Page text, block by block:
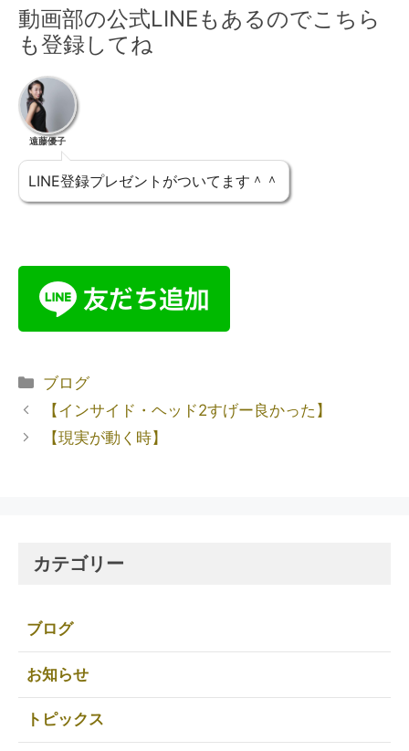
動画部の公式LINEもあるのでこちら
も登録してね
遠藤優子
LINE登録プレゼントがついてます＾＾
ブログ
【インサイド・ヘッド2すげー良かった】
【現実が動く時】
カテゴリー
ブログ
お知らせ
トピックス